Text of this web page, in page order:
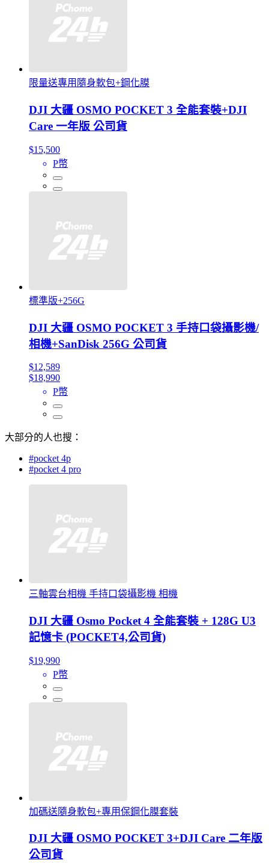
限量送專用隨身軟包+鋼化膜
DJI 大疆 OSMO POCKET 3 全能套裝+DJI
Care 一年版 公司貨
$15,500
P幣
標準版+256G
DJI 大疆 OSMO POCKET 3 手持口袋攝影機/
相機+SanDisk 256G 公司貨
$12,589
$18,990
P幣
大部分的人也搜：
#pocket 4p
#pocket 4 pro
三軸雲台相機 手持口袋攝影機 相機
DJI 大疆 Osmo Pocket 4 全能套裝 + 128G U3
記憶卡 (POCKET4,公司貨)
$19,990
P幣
加碼送隨身軟包+專用保鋼化膜套裝
DJI 大疆 OSMO POCKET 3+DJI Care 二年版
公司貨